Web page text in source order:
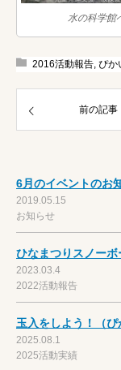
水の科学館
2016活動報告, ぴか
前の記事
6月のイベントのお
2019.05.15
お知らせ
ひなまつりスノー
2023.03.4
2022活動報告
玉入をしよう！（ぴ
2025.08.1
2025活動実績